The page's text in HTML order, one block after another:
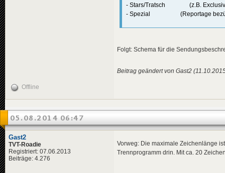
- Stars/Tratsch (z.B.
- Spezial (Reportage
Folgt: Schema für die
Beitrag geändert von Gast2
Offline
05.08.2014 06:47
Gast2
TVT-Roadie
Registriert: 07.06.2013
Beiträge: 4.276
Vorweg: Die maximale Zeichenlänge
Trennprogramm drin. Mit ca. 20